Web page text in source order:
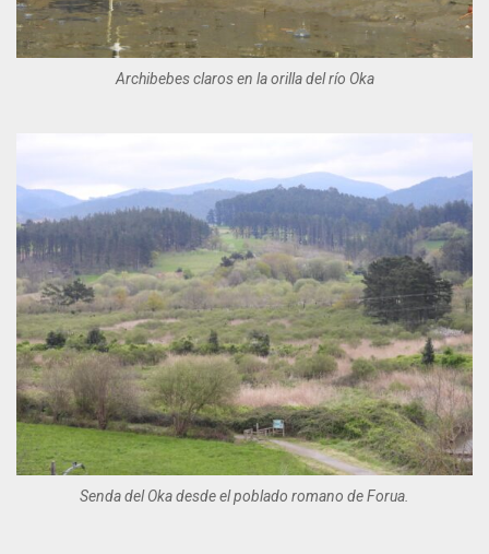
Archibebes claros en la orilla del río Oka
Senda del Oka desde el poblado romano de Forua.